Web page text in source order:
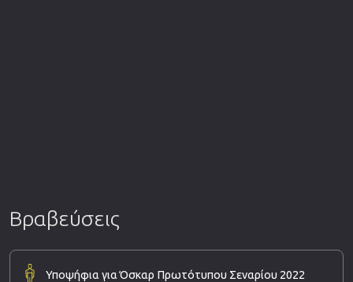
Βραβεύσεις
Υποψήφια για Όσκαρ Πρωτότυπου Σεναρίου 2022